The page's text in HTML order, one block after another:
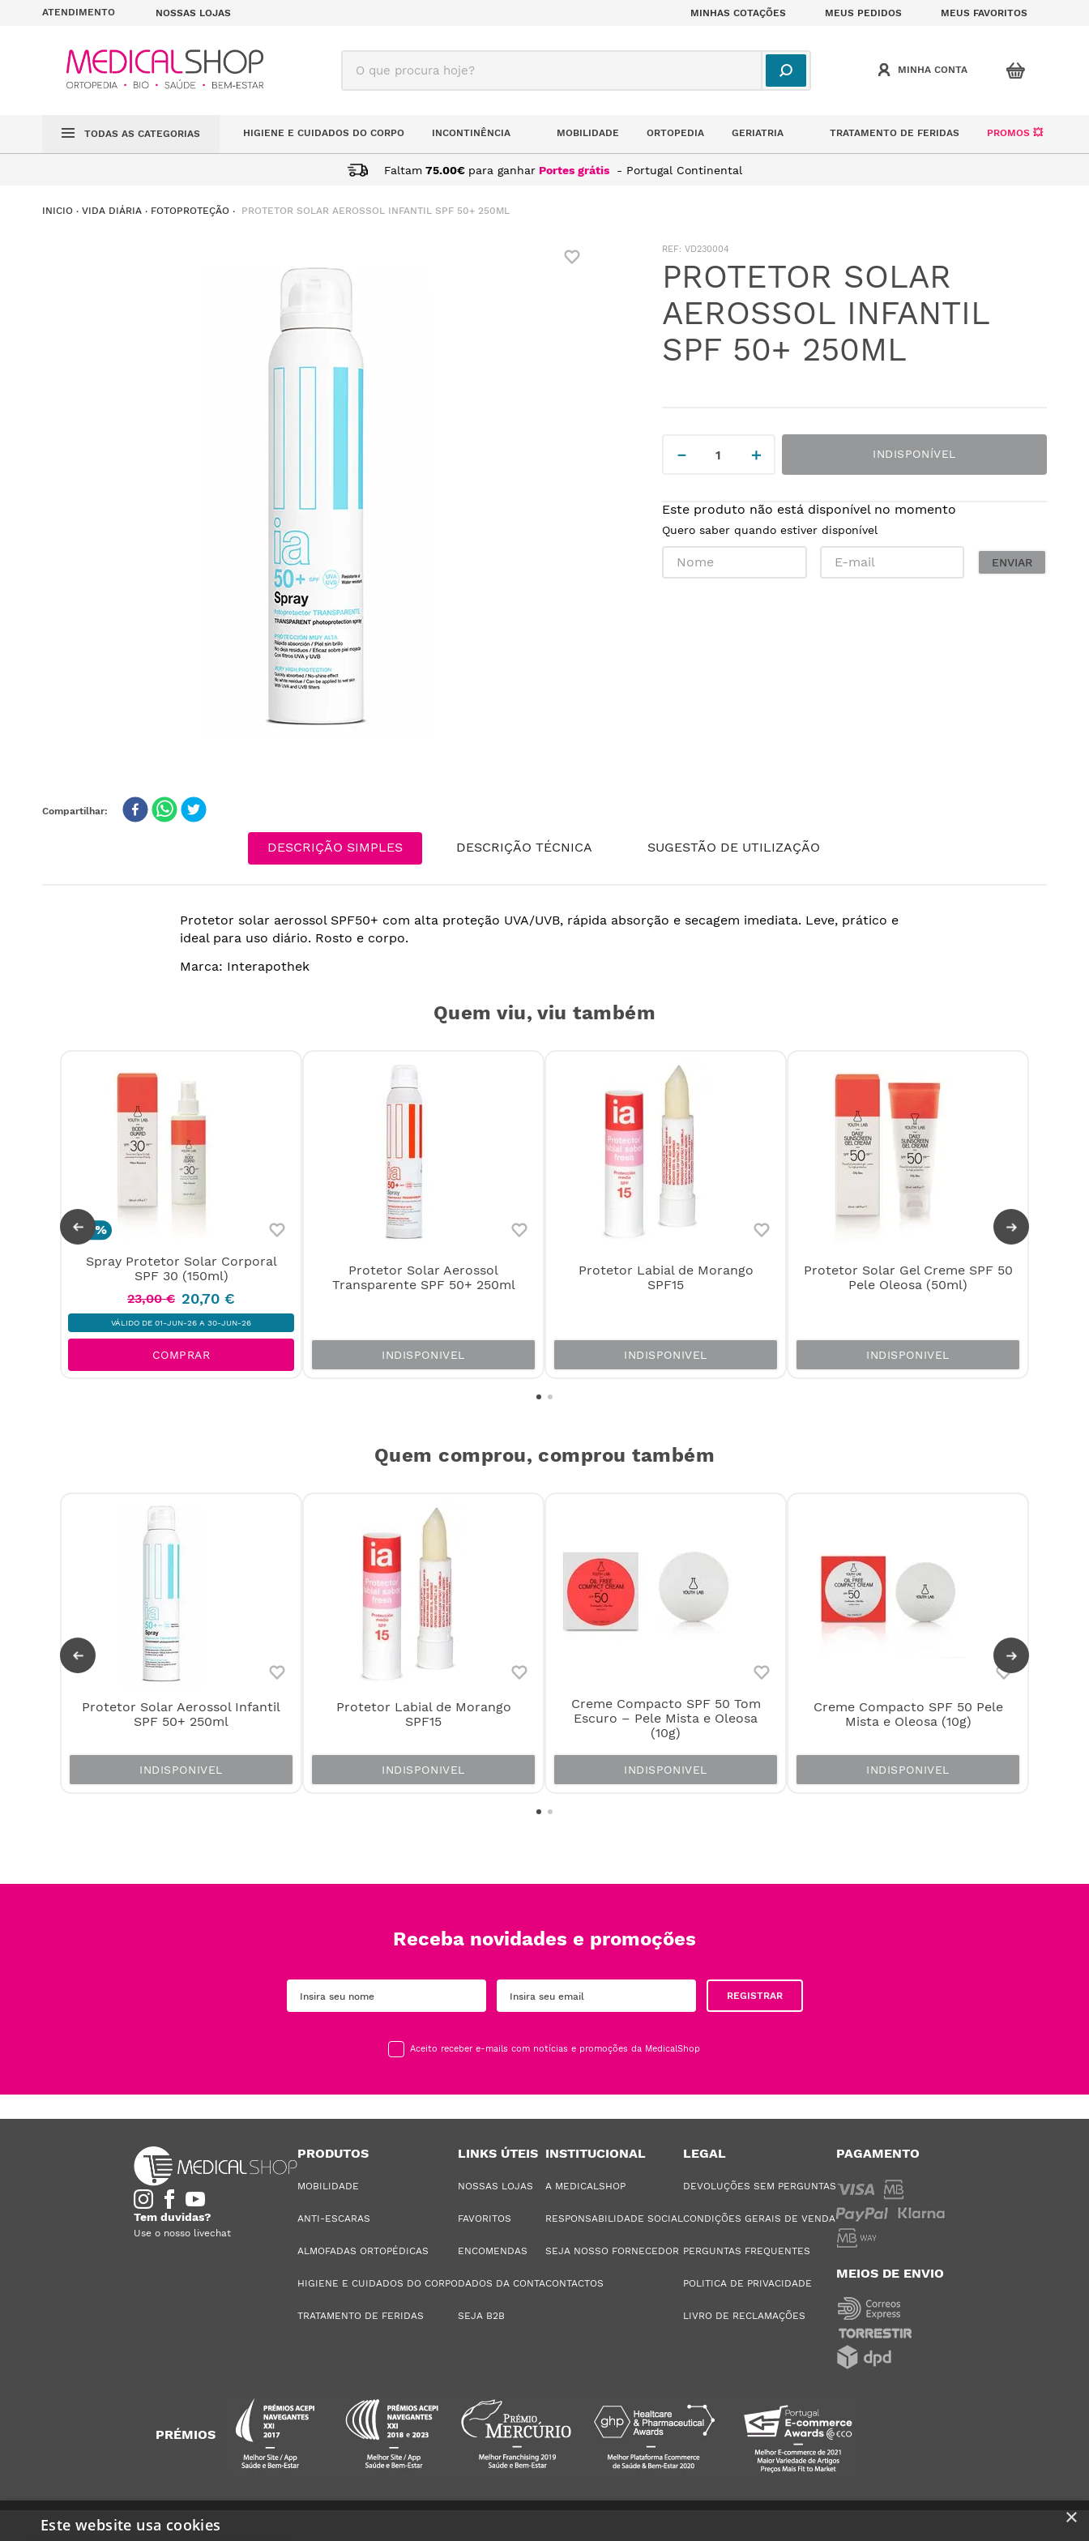
ATENDIMENTO NOSSAS LOJAS MINHAS COTAÇÕES MEUS PEDIDOS MEUS FAVORITOS
O que procura hoje?
TODAS AS CATEGORIAS HIGIENE E CUIDADOS DO CORPO INCONTINÊNCIA MOBILIDADE ORTOPEDIA GERIATRIA TRATAMENTO DE FERIDAS PROMOS 💥
Faltam 75.00€ para ganhar Portes grátis - Portugal Continental
VIDA DIÁRIA FOTOPROTEÇÃO PROTETOR SOLAR AEROSSOL INFANTIL SPF 50+ 250ML
: VD230004
PROTETOR SOLAR
AEROSSOL INFANTIL
SPF 50+ 250ML
＋
－ INDISPONÍVEL
Este produto não está disponível no momento
Quero saber quando estiver disponível
ENVIAR
DESCRIÇÃO SIMPLES DESCRIÇÃO TÉCNICA SUGESTÃO DE UTILIZAÇÃO
Protetor solar aerossol SPF50+ com alta proteção UVA/UVB, rápida absorção e secagem imediata. Leve, prático e
ideal para uso diário. Rosto e corpo.
Marca: Interapothek
Quem viu, viu também
-10%
Spray Protetor Solar Corporal
SPF 30 (150ml)
23,00 € 20,70 €
VÁLIDO DE 01-JUN-26 A 30-JUN-26
COMPRAR
Protetor Solar Aerossol
Transparente SPF 50+ 250ml
INDISPONIVEL
Protetor Labial de Morango
SPF15
INDISPONIVEL
Protetor Solar Gel Creme SPF 50
Pele Oleosa (50ml)
INDISPONIVEL
Quem comprou, comprou também
Protetor Solar Aerossol Infantil
SPF 50+ 250ml
INDISPONIVEL
Protetor Labial de Morango
SPF15
INDISPONIVEL
Creme Compacto SPF 50 Tom
Escuro – Pele Mista e Oleosa
(10g)
INDISPONIVEL
Creme Compacto SPF 50 Pele
Mista e Oleosa (10g)
INDISPONIVEL
Receba novidades e promoções
REGISTRAR
Aceito receber e-mails com notícias e promoções da MedicalShop
Tem duvidas?
Use o nosso livechat
PRODUTOS
MOBILIDADE
ANTI-ESCARAS
ALMOFADAS ORTOPÉDICAS
HIGIENE E CUIDADOS DO CORPO
TRATAMENTO DE FERIDAS
LINKS ÚTEIS
NOSSAS LOJAS
FAVORITOS
ENCOMENDAS
DADOS DA CONTA
SEJA B2B
INSTITUCIONAL
A MEDICALSHOP
RESPONSABILIDADE SOCIAL
SEJA NOSSO FORNECEDOR
CONTACTOS
LEGAL
DEVOLUÇÕES SEM PERGUNTAS
CONDIÇÕES GERAIS DE VENDA
PERGUNTAS FREQUENTES
POLITICA DE PRIVACIDADE
LIVRO DE RECLAMAÇÕES
PAGAMENTO
MEIOS DE ENVIO
PRÉMIOS
×
Este website usa cookies